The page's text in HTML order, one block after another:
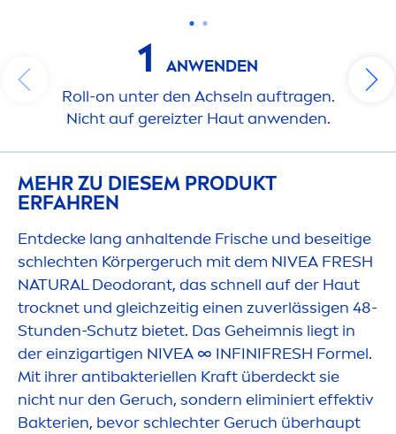
1
ANWENDEN
Roll-on unter den Achseln auftragen.
Nicht auf gereizter Haut anwenden.
MEHR ZU DIESEM PRODUKT
ERFAHREN
Entdecke lang anhaltende Frische und beseitige
schlechten Körpergeruch mit dem NIVEA FRESH
NATURALDeodorant, das schnell auf der Haut
trocknet und gleichzeitig einen zuverlässigen 48-
Stunden-Schutz bietet. Das Geheimnis liegt in
der einzigartigen NIVEA ∞ INFINIFRESH Formel.
Mit ihrer antibakteriellen Kraft überdeckt sie
nicht nur den Geruch, sondern eliminiert effektiv
Bakterien, bevor schlechter Geruch überhaupt